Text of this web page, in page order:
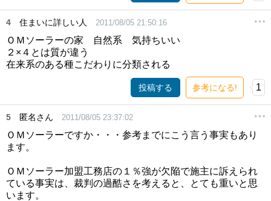
4 住まいに詳しい人 2011/08/05 21:50:16
ＯＭソーラーの家 自然系 気持ちいい
２×４とは質が違う
在来系のある種こだわりに分類される
投稿する 参考になる! 1
5 匿名さん 2011/08/05 23:37:02
ＯＭソーラーですか・・・参考までにこう言う事実もあり
ます。
ＯＭソーラー加盟工務店の１％強が欠陥で施主に訴えられ
ている事実は、裁判の過酷さを考えると、とても重いと思
います。